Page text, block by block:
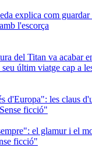
explica com
l'escorça
del Titan va acabar
últim viatge cap a
d'Europa": les claus
ficció"
el glamur i el
ficció"